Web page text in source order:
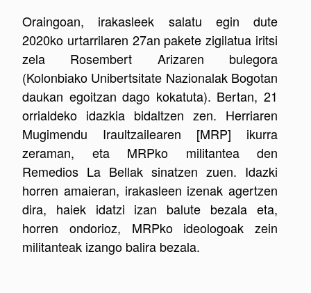
Oraingoan, irakasleek salatu egin dute
2020ko urtarrilaren 27an pakete zigilatua iritsi
zela Rosembert Arizaren bulegora
(Kolonbiako Unibertsitate Nazionalak Bogotan
daukan egoitzan dago kokatuta). Bertan, 21
orrialdeko idazkia bidaltzen zen. Herriaren
Mugimendu Iraultzailearen [MRP] ikurra
zeraman, eta MRPko militantea den
Remedios La Bellak sinatzen zuen. Idazki
horren amaieran, irakasleen izenak agertzen
dira, haiek idatzi izan balute bezala eta,
horren ondorioz, MRPko ideologoak zein
militanteak izango balira bezala.